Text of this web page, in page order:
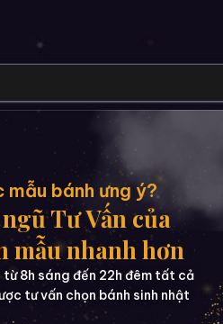
bánh ưng ý?
Tư Vấn của
mẫu nhanh hơn
từ 8h sáng đến 22h đêm tất cả
tư vấn chọn bánh sinh nhật